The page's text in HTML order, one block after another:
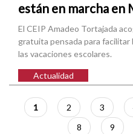
están en marcha en
El CEIP Amadeo Tortajada
gratuita pensada para
las vacaciones escolares.
Actualidad
Paginación
Página
actual
1 Página
2 Página
3
Página
8 9